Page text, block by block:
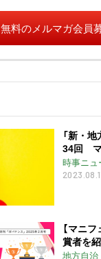
無料のメルマガ会員
「新・
34回 マ
時事ニュ
【マニ
賞者を
地方自治